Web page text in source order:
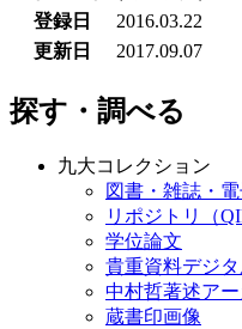
登録日
2016.03.22
更新日
2017.09.07
探す・調べる
九大コレクション
図書・雑誌・
リポジトリ（
学位論文
貴重資料デジ
中村哲著述ア
蔵書印画像